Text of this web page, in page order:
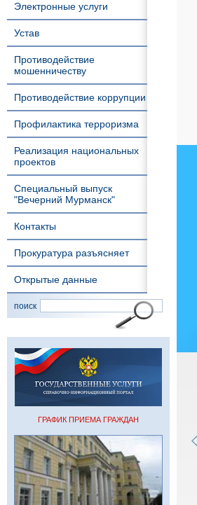
Электронные услуги
Устав
Противодействие
мошенничеству
Противодействие коррупции
Профилактика терроризма
Реализация национальных
проектов
Специальный выпуск
"Вечерний Мурманск"
Контакты
Прокуратура разъясняет
Открытые данные
поиск
ГРАФИК ПРИЕМА ГРАЖДАН